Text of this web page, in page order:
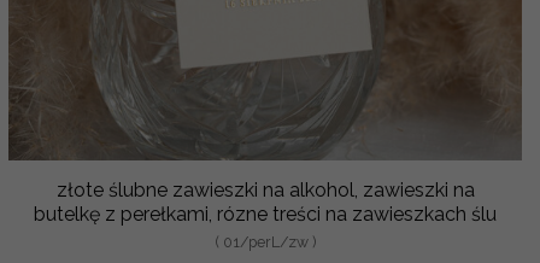
złote ślubne zawieszki na alkohol, zawieszki na
butelkę z perełkami, rózne treści na zawieszkach ślu
( 01/perL/zw )